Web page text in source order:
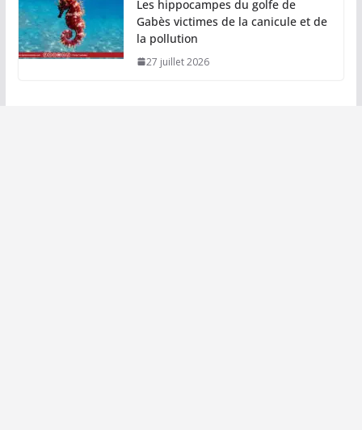
Les hippocampes du golfe de
Gabès victimes de la canicule et de
la pollution
27 juillet 2026